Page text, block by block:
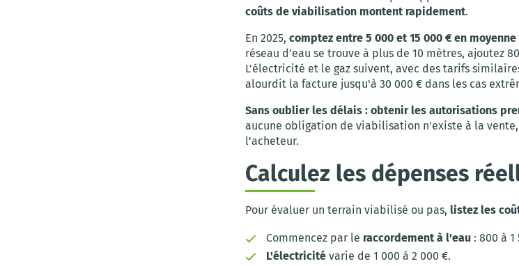
coûts de viabilisation montent rapidement.
En 2025, comptez entre 5 000 et 15 000 € en
réseau d'eau se trouve à plus de 10 mètres, ajoutez
L'électricité et le gaz suivent, avec des tarifs
alourdit la facture jusqu'à 30 000 € dans les cas
Sans oublier les délais : obtenir les autorisations
aucune obligation de viabilisation n'existe à la
l'acheteur.
Calculez les dépenses
Pour évaluer un terrain viabilisé ou pas, listez les
Commencez par le raccordement à l'eau : 800 à
L'électricité varie de 1 000 à 2 000 €.